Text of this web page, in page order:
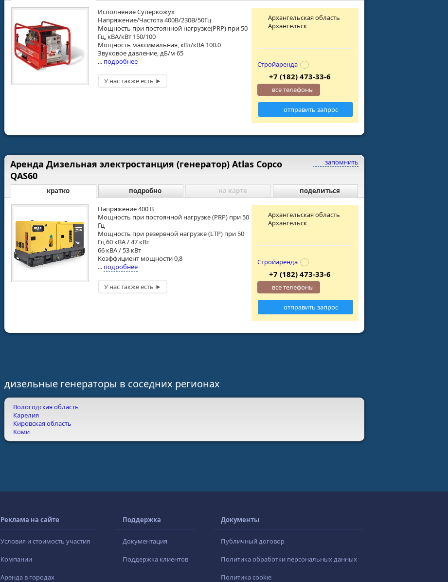
Исполнение Суперкожух
Напряжение/Частота 400В/230В/50Гц
Мощность при постоянной нагрузке(PRP) при 50
Гц, кВА/кВт 150/100
Мощность максимальная, кВт/кВА 100.0
Звуковое давление, дБ/м 65
... подробнее
Архангельская область
Архангельск
Стройаренда
+7 (182) 473-33-6
все телефоны
отправить запрос
запомнить
Аренда Дизельная электростанция (генератор) Atlas Copco
QAS60
кратко подробно на карте поделиться
Напряжение 400 В
Мощность при постоянной нагрузке (PRP) при 50
Гц
Мощность при резервной нагрузке (LTP) при 50
Гц 60 кВА / 47 кВт
66 кВА / 53 кВт
Коэффициент мощности 0,8
... подробнее
Архангельская область
Архангельск
Стройаренда
+7 (182) 473-33-6
все телефоны
отправить запрос
дизельные генераторы в соседних регионах
Вологодская область
Карелия
Кировская область
Коми
Реклама на сайте
Условия и стоимость участия
Компании
Аренда в городах
Поддержка
Документация
Поддержка клиентов
Документы
Публичный договор
Политика обработки персональных данных
Политика cookie